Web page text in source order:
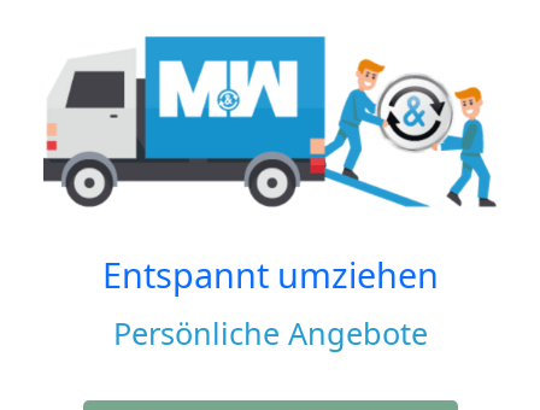
Entspannt umziehen
Persönliche Angebote